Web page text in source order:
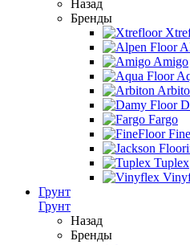
Назад
Бренды
Amigo
Fargo
Tuplex
Грунт
Грунт
Назад
Бренды